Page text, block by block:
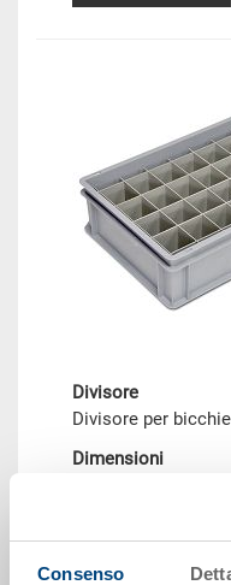
Consenso
Divisore
Divisore per
Dimensioni